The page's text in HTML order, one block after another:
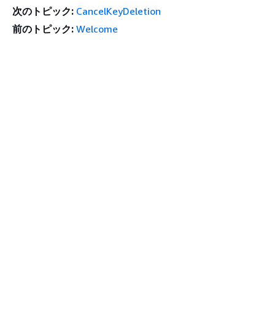
次のトピック: CancelKeyDeletion
前のトピック: Welcome